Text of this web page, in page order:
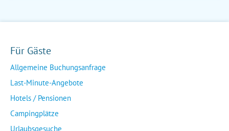
Für Gäste
Allgemeine Buchungsanfrage
Last-Minute-Angebote
Hotels / Pensionen
Campingplätze
Urlaubsgesuche